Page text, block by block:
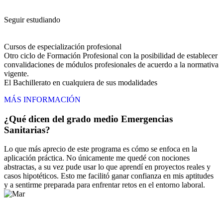
Seguir estudiando
Cursos de especialización profesional
Otro ciclo de Formación Profesional con la posibilidad de establecer
convalidaciones de módulos profesionales de acuerdo a la normativa
vigente.
El Bachillerato en cualquiera de sus modalidades
MÁS INFORMACIÓN
¿Qué dicen del grado medio Emergencias
Sanitarias?
Lo que más aprecio de este programa es cómo se enfoca en la
aplicación práctica. No únicamente me quedé con nociones
abstractas, a su vez pude usar lo que aprendí en proyectos reales y
casos hipotéticos. Esto me facilitó ganar confianza en mis aptitudes
y a sentirme preparada para enfrentar retos en el entorno laboral.